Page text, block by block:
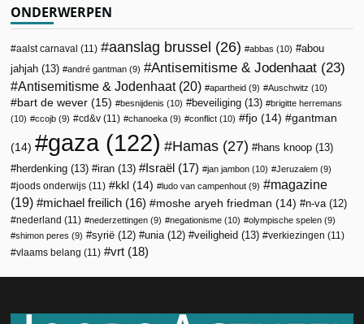
ONDERWERPEN
aalst carnaval (11) aanslag brussel (26) abbas (10)
abou
jahjah (13) andré gantman (9) Antisemitisme & Jodenhaat (23)
Antisemitisme & Jodenhaat(20) apartheid (9) Auschwitz (10)
bart de wever (15) besnijdenis (10) beveiliging (13)
brigitte herremans
(10)
ccojb (9) cd&v (11) chanoeka (9) conflict (10) fjo (14) gantman
(14) gaza(122) Hamas (27) hans knoop (13)
herdenking (13) iran (13) Israël (17) jan jambon (10) Jeruzalem (9)
joods onderwijs (11) kkl (14) ludo van campenhout (9)
magazine
(19)
michael freilich (16) moshe aryeh friedman (14) n-va (12)
nederland (11) nederzettingen (9) negationisme (10) olympische spelen (9)
shimon peres (9) syrië (12) unia (12) veiligheid (13) verkiezingen (11)
vlaams belang (11) vrt (18)